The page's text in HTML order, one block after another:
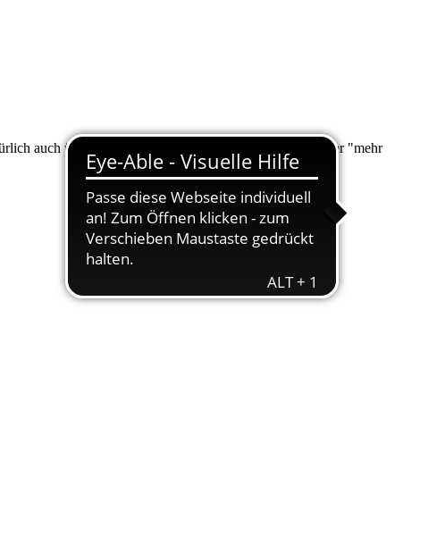
auch über "Suche" nach Ihrem Anliegen suchen. Unter "mehr